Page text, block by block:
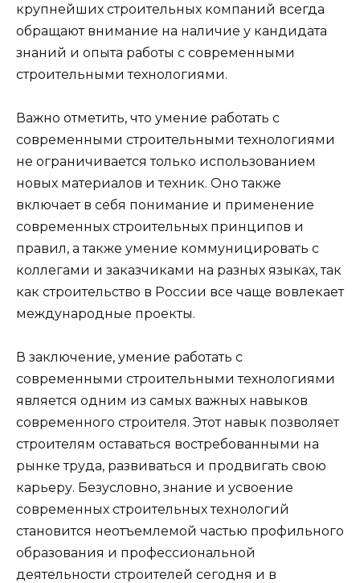
крупнейших строительных компаний всегда
обращают внимание на наличие у кандидата
знаний и опыта работы с современными
строительными технологиями.
Важно отметить, что умение работать с
современными строительными технологиями
не ограничивается только использованием
новых материалов и техник. Оно также
включает в себя понимание и применение
современных строительных принципов и
правил, а также умение коммуницировать с
коллегами и заказчиками на разных языках, так
как строительство в России все чаще вовлекает
международные проекты.
В заключение, умение работать с
современными строительными технологиями
является одним из самых важных навыков
современного строителя. Этот навык позволяет
строителям оставаться востребованными на
рынке труда, развиваться и продвигать свою
карьеру. Безусловно, знание и усвоение
современных строительных технологий
становится неотъемлемой частью профильного
образования и профессиональной
деятельности строителей сегодня и в